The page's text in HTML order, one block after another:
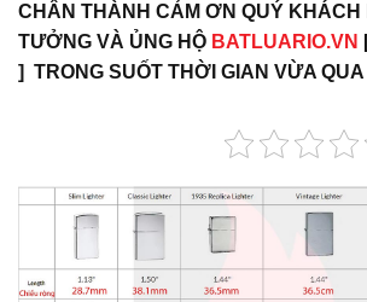
CHÂN THÀNH CẢM ƠN QUÝ KHÁCH
TƯỞNG VÀ ỦNG HỘ BATLUARIO.VN
] TRONG SUỐT THỜI GIAN VỪA QUA